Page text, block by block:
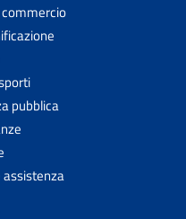
pubblica
assistenza